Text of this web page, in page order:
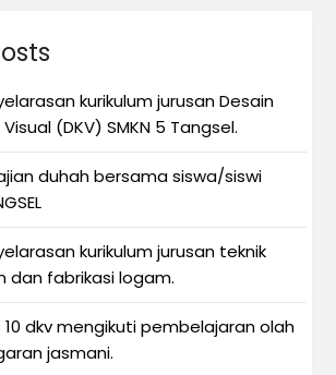
kurikulum jurusan Desain
(DKV) SMKN 5 Tangsel.
duhah bersama siswa/siswi
kurikulum jurusan teknik
dan fabrikasi logam.
10 dkv mengikuti pembelajaran olah
jasmani.